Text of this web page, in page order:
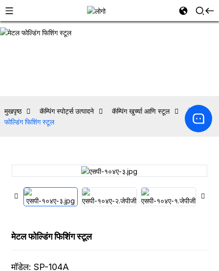
मुखपृष्ठ कॅम्पिंग स्पोर्ट्स उत्पादने कॅम्पिंग खुर्च्या आणि स्टूल
मेटल
फोल्डिंग फिशिंग स्टूल
मेटल फोल्डिंग फिशिंग स्टूल
मॉडेल: SP-104A